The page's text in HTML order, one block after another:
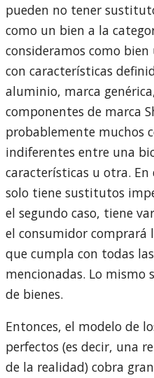
pueden no tener
como un bien a la
consideramos como
con características
aluminio, marca
componentes de marca
probablemente muchos
indiferentes entre una
características u otra.
solo tiene sustitutos
el segundo caso, tiene
el consumidor comprará
que cumpla con todas
mencionadas. Lo mismo
de bienes.
Entonces, el modelo de
perfectos (es decir, una
de la realidad) cobra